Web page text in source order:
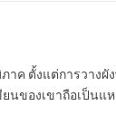
าค ตั้งแต่การวาง
นของเขาถือเป็น